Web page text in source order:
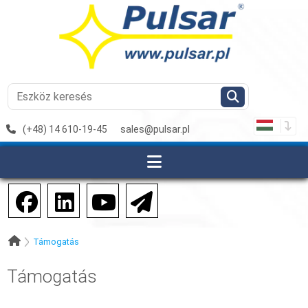
(+48) 14 610-19-45 sales@pulsar.pl
Támogatás
Támogatás